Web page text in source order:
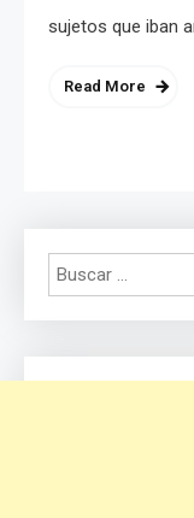
sujetos que iban
Read More